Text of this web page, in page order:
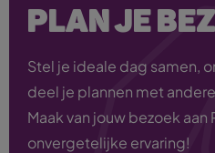
PLAN JE
Stel je ideale dag samen,
deel je plannen met
Maak van jouw bezoek aan
onvergetelijke ervaring!